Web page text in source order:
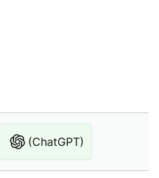
(ChatGPT)